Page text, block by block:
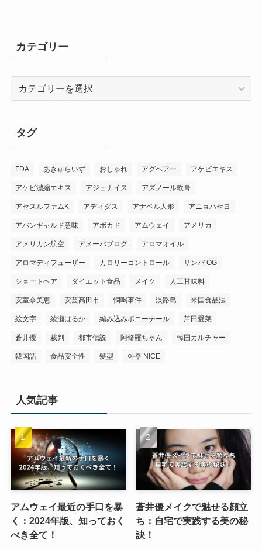
カテゴリー
ー
タグ
FDA あきゅらいず おしゃれ アグヘアー アケビエキス
アケビ濃縮エキス アジュナイス アズノール軟膏
アセスルファムK アディダス アナベル人形 アニョハセヨ
アバンギャルド意味 アボカド アムウェイ アメリカ
アメリカン航空 アメーバブログ アロマオイル
アロマディフューザー カロリーコントロール サンバ OG
ショートヘア ダイエット食品 メイク 人工甘味料
安室奈美恵 安芸高田市 恫喝事件 淡路島 米国食品法
絵文字 綾瀬はるか 編み込みポニーテール 芦田愛菜
蒼井優 裁判 都市伝説 阿修羅ちゃん 韓国カルチャー
韓国語 食品安全性 髪型 아주 NICE
人気記事
アムウェイ最近の手口を暴
く：2024年版、知っておく
べき全て！
蒼井優メイクで魅せる顔立
ち：自宅で実践する美の秘
訣！